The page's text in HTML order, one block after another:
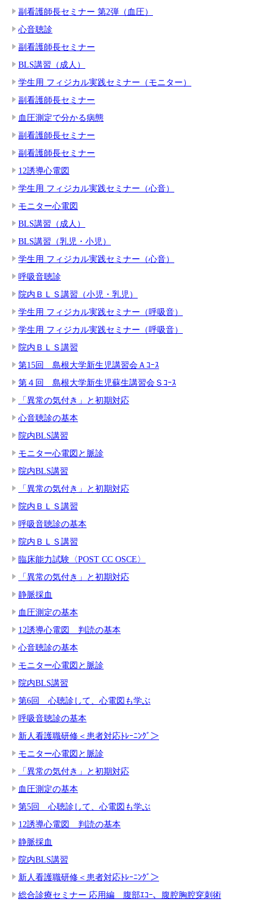
副看護師長セミナー 第2弾（血圧）
心音聴診
副看護師長セミナー
BLS講習（成人）
学生用 フィジカル実践セミナー（モニター）
副看護師長セミナー
血圧測定で分かる病態
副看護師長セミナー
副看護師長セミナー
12誘導心電図
学生用 フィジカル実践セミナー（心音）
モニター心電図
BLS講習（成人）
BLS講習（乳児・小児）
学生用 フィジカル実践セミナー（心音）
呼吸音聴診
院内ＢＬＳ講習（小児・乳児）
学生用 フィジカル実践セミナー（呼吸音）
学生用 フィジカル実践セミナー（呼吸音）
院内ＢＬＳ講習
第15回 島根大学新生児講習会Ａｺｰｽ
第４回 島根大学新生児蘇生講習会Ｓｺｰｽ
「異常の気付き」と初期対応
心音聴診の基本
院内BLS講習
モニター心電図と脈診
院内BLS講習
「異常の気付き」と初期対応
院内ＢＬＳ講習
呼吸音聴診の基本
院内ＢＬＳ講習
臨床能力試験〈POST CC OSCE〉
「異常の気付き」と初期対応
静脈採血
血圧測定の基本
12誘導心電図 判読の基本
心音聴診の基本
モニター心電図と脈診
院内BLS講習
第6回 心聴診して、心電図も学ぶ
呼吸音聴診の基本
新人看護職研修＜患者対応ﾄﾚｰﾆﾝｸﾞ＞
モニター心電図と脈診
「異常の気付き」と初期対応
血圧測定の基本
第5回 心聴診して、心電図も学ぶ
12誘導心電図 判読の基本
静脈採血
院内BLS講習
新人看護職研修＜患者対応ﾄﾚｰﾆﾝｸﾞ＞
総合診療セミナー 応用編 腹部ｴｺｰ、腹腔胸腔穿刺術